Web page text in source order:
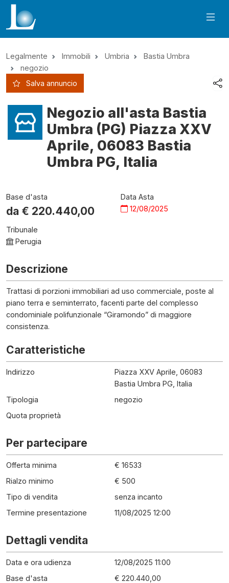
Legalmente Immobili Umbria
Bastia Umbra
negozio
Salva annuncio
Negozio all'asta Bastia
Umbra (PG) Piazza XXV
Aprile, 06083 Bastia
Umbra PG, Italia
Base d'asta
da € 220.440,00
Data Asta
12/08/2025
Tribunale
Perugia
Descrizione
Trattasi di porzioni immobiliari ad uso commerciale, poste al
piano terra e seminterrato, facenti parte del complesso
condominiale polifunzionale “Giramondo” di maggiore
consistenza.
Caratteristiche
Indirizzo
Piazza XXV Aprile, 06083
Bastia Umbra PG, Italia
Tipologia
negozio
Quota proprietà
Per partecipare
Offerta minima
€ 16533
Rialzo minimo
€ 500
Tipo di vendita
senza incanto
Termine presentazione
11/08/2025 12:00
Dettagli vendita
Data e ora udienza
12/08/2025 11:00
Base d'asta
€ 220.440,00